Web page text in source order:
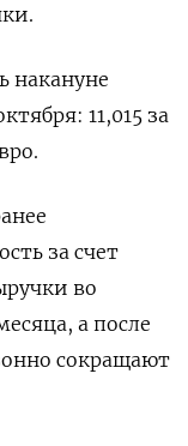
накануне
11,015 за
за счет
во
а после
сокращают